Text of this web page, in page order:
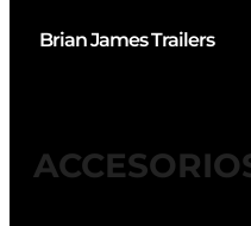
Brian James Trailers